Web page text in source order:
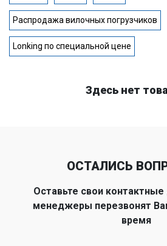
Распродажа вилочных погрузчиков
Lonking по специальной цене
Здесь нет
ОСТАЛИСЬ
Оставьте свои
менеджеры перезвонят
время